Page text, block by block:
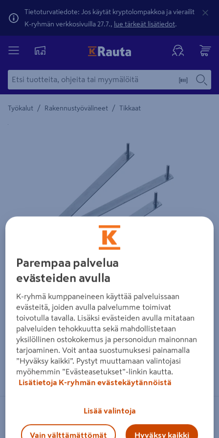
Tietoturvatiedote: Jos käytät kryptolompakkoa ja vierailit
K-ryhmän verkkosivuilla 27.7., lue tärkeät lisätiedot.
Työkalut / Rakennustyövälineet / Tikkaat
Yksityiskohtainen kuvaus löytyy Tuotteen kuvaus -
Zoomaa kuvaa sormilla kosketusnäytöllä
Rajoitinpaketti W.steps WTS RD LP-
Parempaa palvelua
evästeiden avulla
K-ryhmä kumppaneineen käyttää palveluissaan
evästeitä, joiden avulla palvelumme toimivat
toivotulla tavalla. Lisäksi evästeiden avulla mitataan
palveluiden tehokkuutta sekä mahdollistetaan
yksilöllinen ostokokemus ja personoidun mainonnan
tarjoaminen. Voit antaa suostumuksesi painamalla
”Hyväksy kaikki”. Pystyt muuttamaan valintojasi
myöhemmin ”Evästeasetukset”-linkin kautta.
Lisätietoja K-ryhmän evästekäytännöistä
Lisää valintoja
Vain välttämättömät Hyväksy kaikki